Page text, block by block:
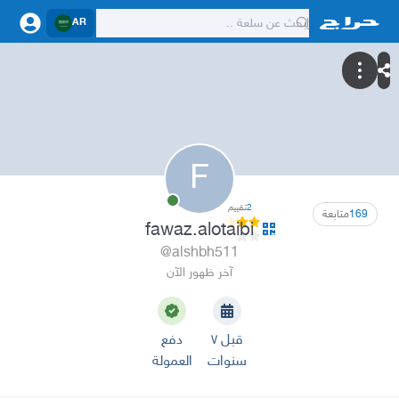
AR
F
169متابعة 2تقييم
fawaz.alotaibi
@alshbh511
آخر ظهور الآن
قبل ٧
سنوات
دفع
العمولة